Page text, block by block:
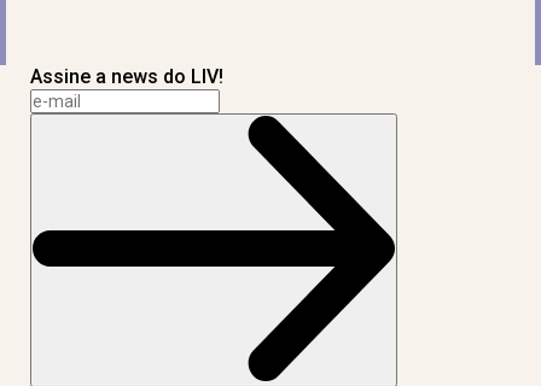
Assine a news do LIV!